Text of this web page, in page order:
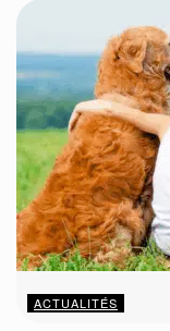
ACTUALITÉS